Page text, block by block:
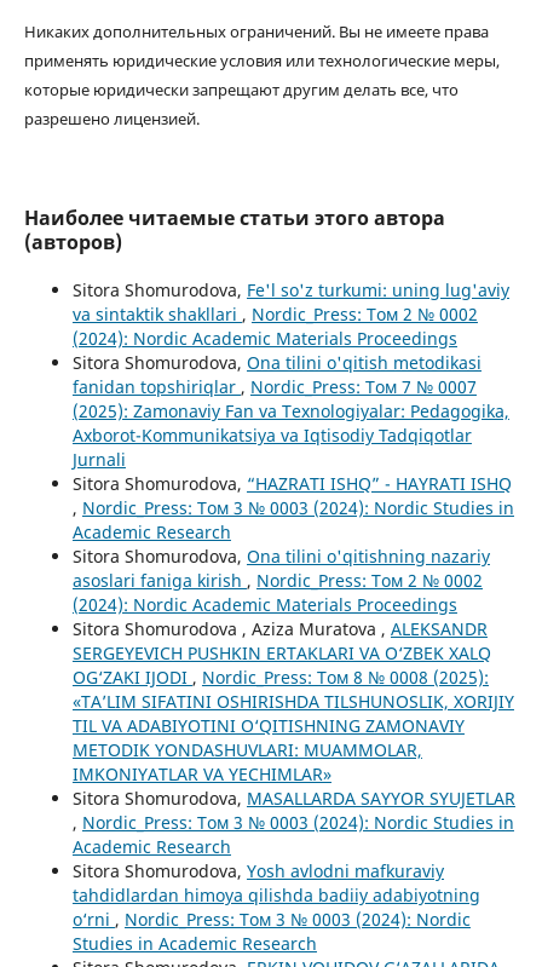
Никаких дополнительных ограничений. Вы не имеете права
применять юридические условия или технологические меры,
которые юридически запрещают другим делать все, что
разрешено лицензией.
Наиболее читаемые статьи этого автора
(авторов)
Sitora Shomurodova, Fe'l so'z turkumi: uning lug'aviy
va sintaktik shakllari , Nordic_Press: Том 2 № 0002
(2024): Nordic Academic Materials Proceedings
Sitora Shomurodova, Ona tilini o'qitish metodikasi
fanidan topshiriqlar , Nordic_Press: Том 7 № 0007
(2025): Zamonaviy Fan va Texnologiyalar: Pedagogika,
Axborot-Kommunikatsiya va Iqtisodiy Tadqiqotlar
Jurnali
Sitora Shomurodova, “HAZRATI ISHQ” - HAYRATI ISHQ
, Nordic_Press: Том 3 № 0003 (2024): Nordic Studies in
Academic Research
Sitora Shomurodova, Ona tilini o'qitishning nazariy
asoslari faniga kirish , Nordic_Press: Том 2 № 0002
(2024): Nordic Academic Materials Proceedings
Sitora Shomurodova , Aziza Muratova , ALEKSANDR
SERGEYEVICH PUSHKIN ERTAKLARI VA O‘ZBEK XALQ
OG‘ZAKI IJODI , Nordic_Press: Том 8 № 0008 (2025):
«TA’LIM SIFATINI OSHIRISHDA TILSHUNOSLIK, XORIJIY
TIL VA ADABIYOTINI O‘QITISHNING ZAMONAVIY
METODIK YONDASHUVLARI: MUAMMOLAR,
IMKONIYATLAR VA YECHIMLAR»
Sitora Shomurodova, MASALLARDA SAYYOR SYUJETLAR
, Nordic_Press: Том 3 № 0003 (2024): Nordic Studies in
Academic Research
Sitora Shomurodova, Yosh avlodni mafkuraviy
tahdidlardan himoya qilishda badiiy adabiyotning
o‘rni , Nordic_Press: Том 3 № 0003 (2024): Nordic
Studies in Academic Research